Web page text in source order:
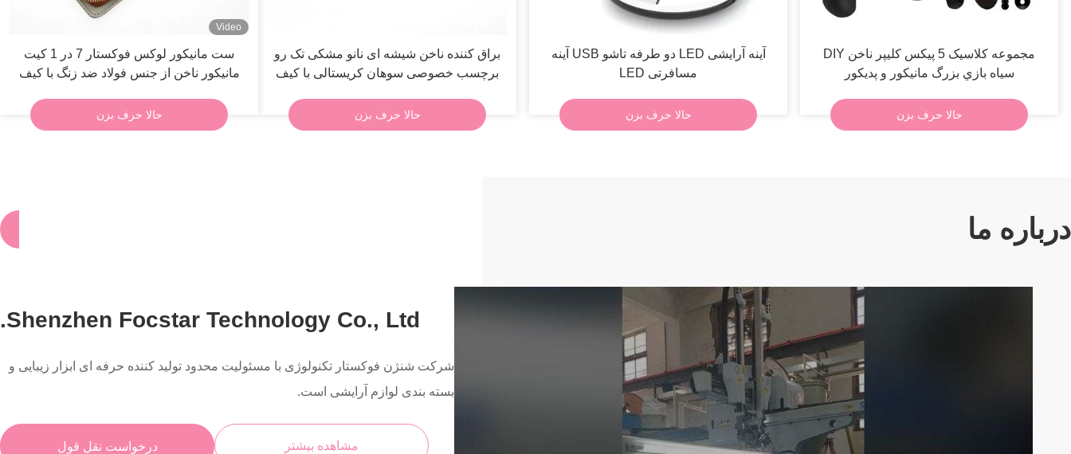
مجموعه کلاسيک 5 پيكس کليپر ناخن DIY
سياه بازي بزرگ مانيكور و پديكور
حالا حرف بزن
آینه آرایشی LED دو طرفه تاشو USB آینه
مسافرتی LED
حالا حرف بزن
براق کننده ناخن شیشه ای نانو مشکی تک رو
برچسب خصوصی سوهان کریستالی با کیف
حالا حرف بزن
Video
ست مانیکور لوکس فوکستار 7 در 1 کیت
مانیکور ناخن از جنس فولاد ضد زنگ با کیف
حالا حرف بزن
درباره ما
Shenzhen Focstar Technology Co., Ltd.
شرکت شنژن فوکستار تکنولوژی با مسئولیت محدود تولید کننده حرفه ای ابزار زیبایی و
بسته بندی لوازم آرایشی است.
مشاهده بیشتر درخواست نقل قول